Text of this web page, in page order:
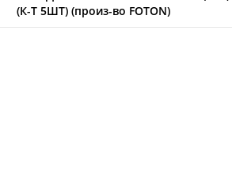
(К-Т 5ШТ) (произ-во FOTON)